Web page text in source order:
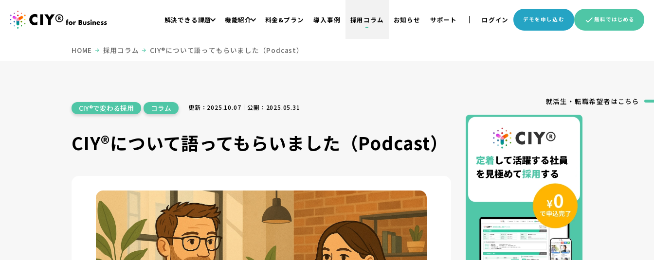
解決できる課題 機能紹介 料金&プラン 導入事例 採用コラム お知らせ サポート ログイン デモを申し込む 無料ではじめる
HOME 採用コラム CIY®について語ってもらいました（Podcast）
就活生・転職希望者はこちら
CIY®で変わる採用 コラム 更新：2025.10.07｜公開：2025.05.31
CIY®について語ってもらいました（Podcast）